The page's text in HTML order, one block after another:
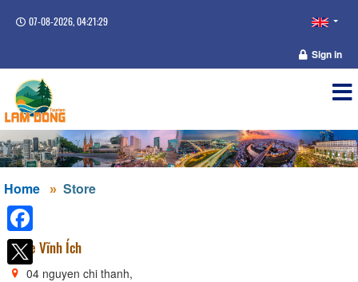
07-08-2026, 04:21:29
Sign in
Home Store
Cafe Vĩnh Ích
04 nguyen chi thanh,
Facebook